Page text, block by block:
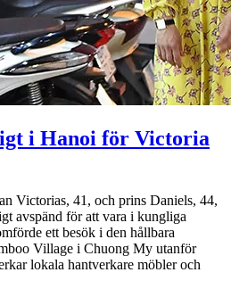
i Hanoi för Victoria
Victorias, 41, och prins Daniels, 44,
avspänd för att vara i kungliga
ett besök i den hållbara
Village i Chuong My utanför
lokala hantverkare möbler och